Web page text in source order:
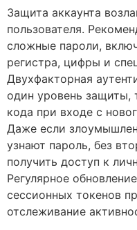
Защита аккаунта
пользователя.
сложные пароли,
регистра, цифры и
Двухфакторная
один уровень защиты,
кода при входе с
Даже если
узнают пароль, без
получить доступ к
Регулярное
сессионных токенов
отслеживание